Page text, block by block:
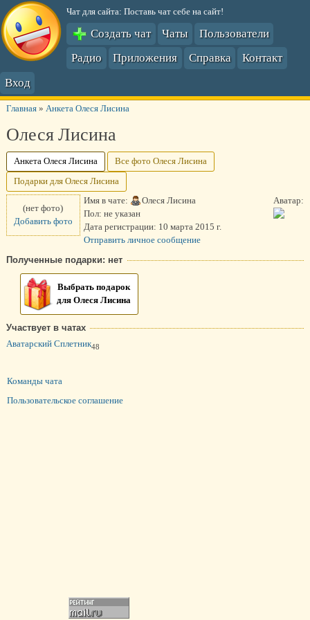
Чат для сайта: Поставь чат себе на сайт!
Создать чат Чаты
Пользователи
Радио
Приложения Справка
Контакт
Вход
Главная» Анкета Олеся Лисина
Олеся Лисина
Анкета Олеся Лисина Все фото Олеся Лисина
Подарки для Олеся Лисина
Аватар:
(нет фото)
Добавить фото
Имя в чате:
Олеся Лисина
Пол: не указан
Дата регистрации: 10 марта 2015 г.
Отправить личное сообщение
Полученные подарки: нет
Выбрать подарок
для Олеся Лисина
Участвует в чатах
Аватарский Сплетник48
Команды чата
Пользовательское соглашение